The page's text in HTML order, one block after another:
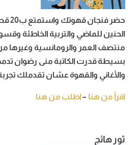
حضر
الحنين للماضي والتربية الخاطئة
منتصف العمر والرومانسية وغيرها
بسيطة قدرت الكاتبة منى رضوان تدمج
والأغاني والقهوة عشان تقدملك
اقرأ من هنا –اطلب من هنا
ثور هائج